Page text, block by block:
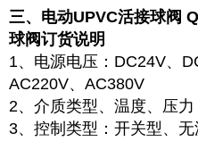
三、电动UPVC活接球阀
球阀订货说明
1、电源电压：DC24V、
AC220V、AC380V
2、介质类型、温度、压力
3、控制类型：开关型、